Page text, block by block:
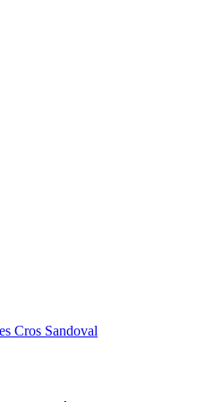
Cros Sandoval